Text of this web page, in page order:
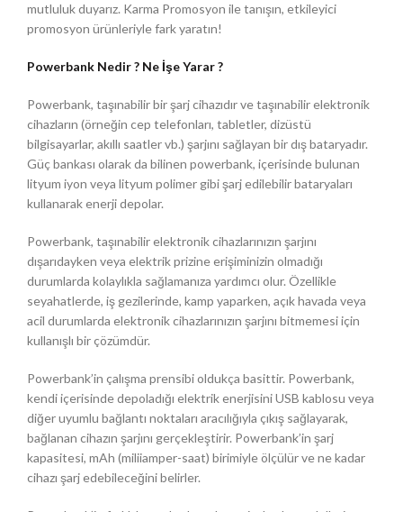
mutluluk duyarız. Karma Promosyon ile tanışın, etkileyici
promosyon ürünleriyle fark yaratın!
Powerbank Nedir ? Ne İşe Yarar ?
Powerbank, taşınabilir bir şarj cihazıdır ve taşınabilir elektronik
cihazların (örneğin cep telefonları, tabletler, dizüstü
bilgisayarlar, akıllı saatler vb.) şarjını sağlayan bir dış bataryadır.
Güç bankası olarak da bilinen powerbank, içerisinde bulunan
lityum iyon veya lityum polimer gibi şarj edilebilir bataryaları
kullanarak enerji depolar.
Powerbank, taşınabilir elektronik cihazlarınızın şarjını
dışarıdayken veya elektrik prizine erişiminizin olmadığı
durumlarda kolaylıkla sağlamanıza yardımcı olur. Özellikle
seyahatlerde, iş gezilerinde, kamp yaparken, açık havada veya
acil durumlarda elektronik cihazlarınızın şarjını bitmemesi için
kullanışlı bir çözümdür.
Powerbank’in çalışma prensibi oldukça basittir. Powerbank,
kendi içerisinde depoladığı elektrik enerjisini USB kablosu veya
diğer uyumlu bağlantı noktaları aracılığıyla çıkış sağlayarak,
bağlanan cihazın şarjını gerçekleştirir. Powerbank’in şarj
kapasitesi, mAh (miliiamper-saat) birimiyle ölçülür ve ne kadar
cihazı şarj edebileceğini belirler.